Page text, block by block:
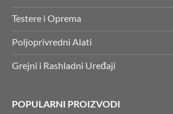
Testere i Oprema
Poljoprivredni Alati
Grejni i Rashladni Uređaji
POPULARNI PROIZVODI